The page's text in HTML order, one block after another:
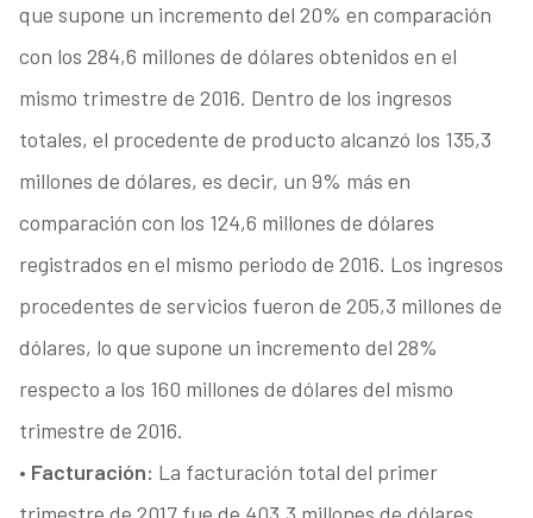
que supone un incremento del 20% en comparación
con los 284,6 millones de dólares obtenidos en el
mismo trimestre de 2016. Dentro de los ingresos
totales, el procedente de producto alcanzó los 135,3
millones de dólares, es decir, un 9% más en
comparación con los 124,6 millones de dólares
registrados en el mismo periodo de 2016. Los ingresos
procedentes de servicios fueron de 205,3 millones de
dólares, lo que supone un incremento del 28%
respecto a los 160 millones de dólares del mismo
trimestre de 2016.
• Facturación: La facturación total del primer